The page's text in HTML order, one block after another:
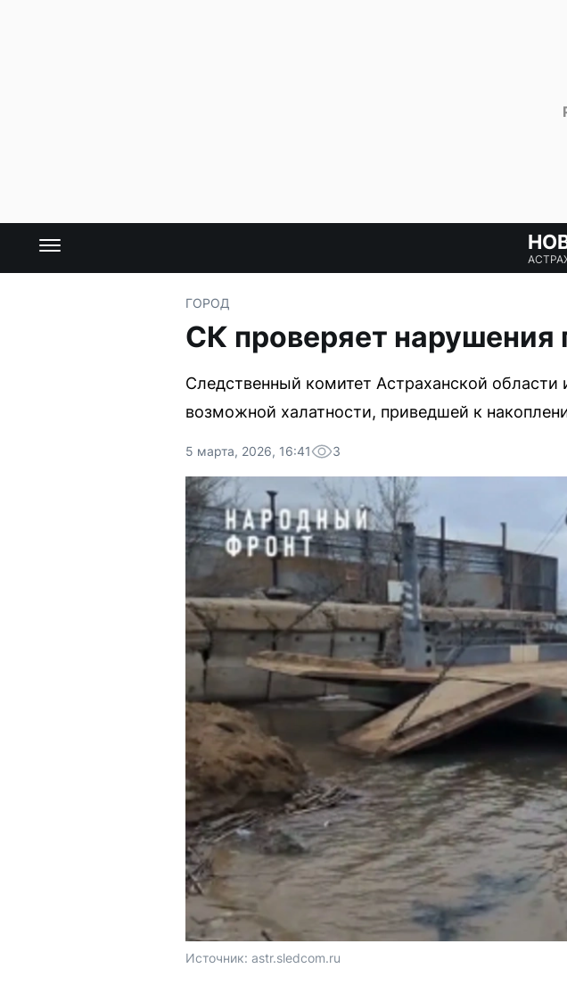
ГОРОД
СК проверяет
Следственный комитет Астраханской
возможной халатности, приведшей к
5 марта, 2026, 16:41 3
Источник: astr.sledcom.ru